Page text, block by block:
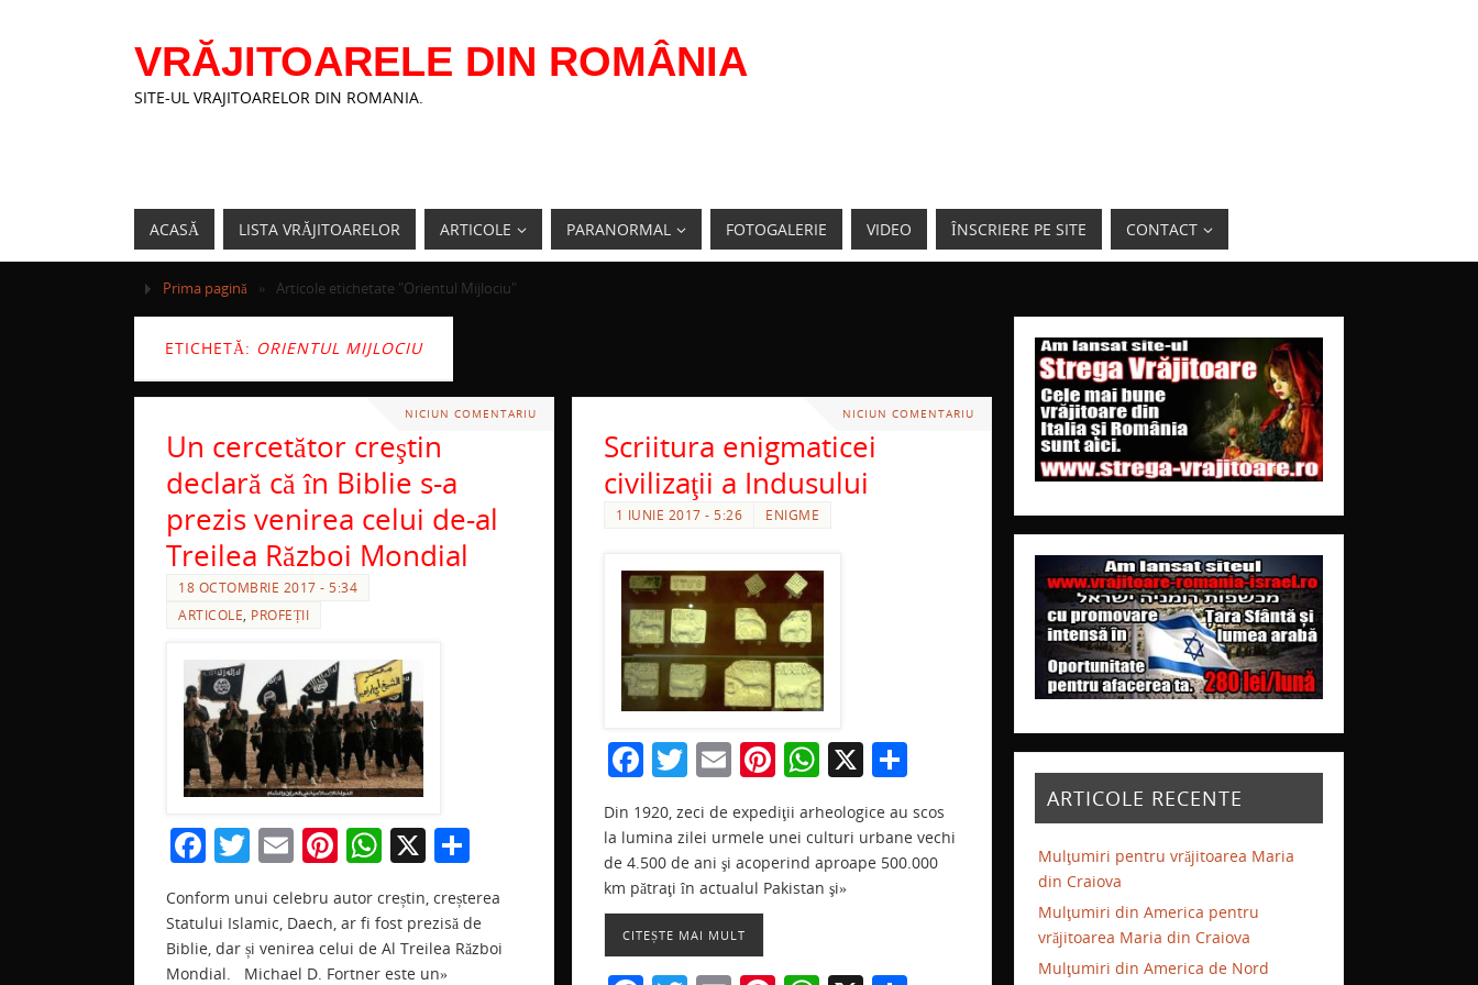
VRĂJITOARELE DIN ROMÂNIA
SITE-UL VRAJITOARELOR DIN ROMANIA.
ACASĂ LISTA VRĂJITOARELOR ARTICOLE PARANORMAL FOTOGALERIE VIDEO ÎNSCRIERE PE SITE CONTACT
Prima pagină » Articole etichetate "Orientul Mijlociu"
ETICHETĂ: ORIENTUL MIJLOCIU
NICIUN COMENTARIU
Un cercetător creştin
declară că în Biblie s-a
prezis venirea celui de-al
Treilea Război Mondial
18 OCTOMBRIE 2017 - 5:34
ARTICOLE PROFEȚII
F
c
e
T
w
itt
er
E
m
ai
l
Pi
er
e
W
at
s
X
ta
je
Conform unui celebru autor creștin, creșterea
Statului Islamic, Daech, ar fi fost prezisă de
Biblie, dar și venirea celui de Al Treilea Război
Mondial. Michael D. Fortner este un»
NICIUN COMENTARIU
Scriitura enigmaticei
civilizaţii a Indusului
1 IUNIE 2017 - 5:26 ENIGME
F
a
c
e
b
o
o
T
w
itt
er
E
ai
l
Pi
nt
er
e
st
W
at
s
A
p
X P
ta
je
Din 1920, zeci de expediţii arheologice au scos
la lumina zilei urmele unei culturi urbane vechi
de 4.500 de ani şi acoperind aproape 500.000
km pătraţi în actualul Pakistan şi»
CITEȘTE MAI MULT
ARTICOLE RECENTE
Mulţumiri pentru vrăjitoarea Maria
din Craiova
Mulţumiri din America pentru
vrăjitoarea Maria din Craiova
Mulţumiri din America de Nord